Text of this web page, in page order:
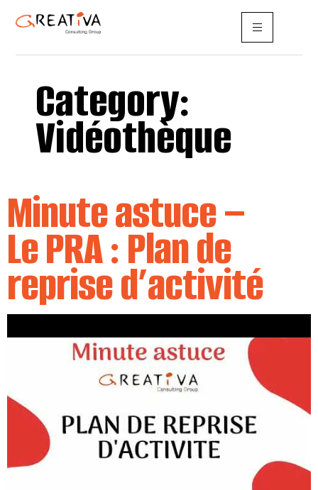
Category:
Vidéothèque
Minute astuce –
Le PRA : Plan de
reprise d’activité